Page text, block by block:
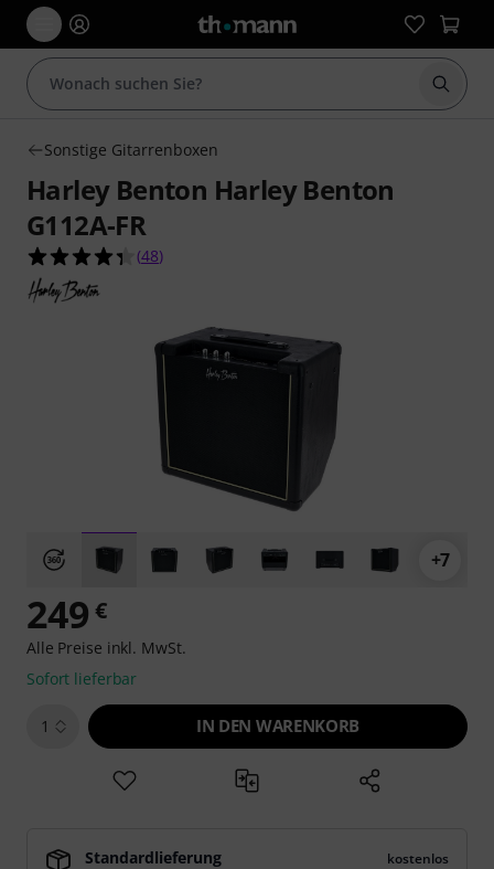
Suche
Sonstige Gitarrenboxen
Harley Benton Harley Benton
G112A-FR
4.3 von 5 Sternen aus 48 Kundenbewertungen
(48)
+7
249 €
Alle Preise inkl. MwSt.
Sofort lieferbar
1 IN DEN WARENKORB
Standardlieferung
kostenlos